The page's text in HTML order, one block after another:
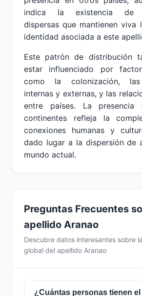
indica la existencia de
dispersas que mantienen viva
identidad asociada a este
Este patrón de distribución
estar influenciado por
como la colonización, las
internas y externas, y las
entre países. La presencia
continentes refleja la
conexiones humanas y
dado lugar a la dispersión de
mundo actual.
Preguntas Frecuentes
apellido Aranao
Descubre datos interesantes sobre
global del apellido Aranao
¿Cuántas personas tienen